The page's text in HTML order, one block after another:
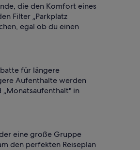
die den Komfort eines
Filter „Parkplatz
egal ob du einen
für längere
Aufenthalte werden
in
eine große Gruppe
den perfekten Reiseplan